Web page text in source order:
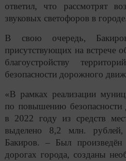
ответил, что рассмотрят
звуковых светофоров в городе.
В свою очередь,
присутствующих на встрече
благоустройству
безопасности дорожного
«В рамках реализации
по повышению
в 2022 году из средств
выделено 8,2 млн.
Бакиров. – Был
дорогах города, созданы